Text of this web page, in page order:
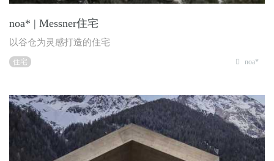
noa* | Messner住宅
以谷仓为灵感打造的住宅
住宅 noa*